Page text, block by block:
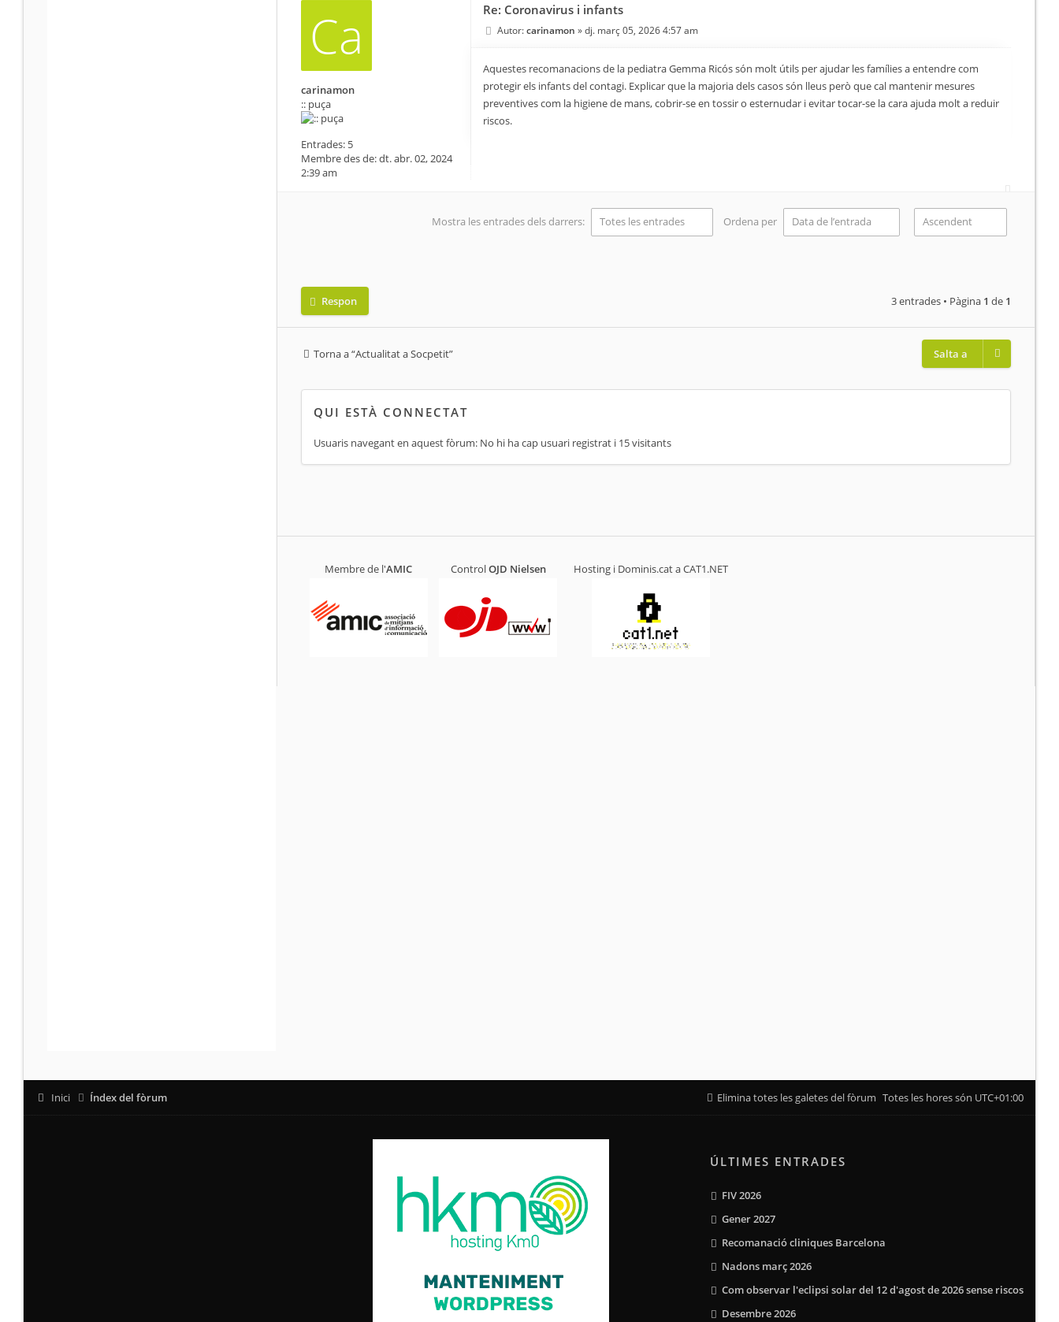
Ca
carinamon
:: puça
Entrades: 5
Membre des de:dt. abr. 02, 2024
2:39 am
Re: Coronavirus i infants
Autor:carinamon »dj. març 05, 2026 4:57 am
Aquestes recomanacions de la pediatra Gemma Ricós són molt útils per ajudar les famílies a entendre com
protegir els infants del contagi. Explicar que la majoria dels casos són lleus però que cal mantenir mesures
preventives com la higiene de mans, cobrir-se en tossir o esternudar i evitar tocar-se la cara ajuda molt a reduir
riscos.
Mostra les entrades dels darrers: Ordena per
Respon 3 entrades • Pàgina 1 de 1
Torna a “Actualitat a Socpetit” Salta a
QUI ESTÀ CONNECTAT
Usuaris navegant en aquest fòrum: No hi ha cap usuari registrat i 15 visitants
Membre de l'AMIC ControlOJD Nielsen Hosting i Dominis.cat aCAT1.NET
Inici Índex del fòrum Totes les hores són UTC+01:00
Elimina totes les galetes del fòrum
ÚLTIMES ENTRADES
FIV 2026
Gener 2027
Recomanació cliniques Barcelona
Nadons març 2026
Com observar l'eclipsi solar del 12 d'agost de 2026 sense riscos
Desembre 2026